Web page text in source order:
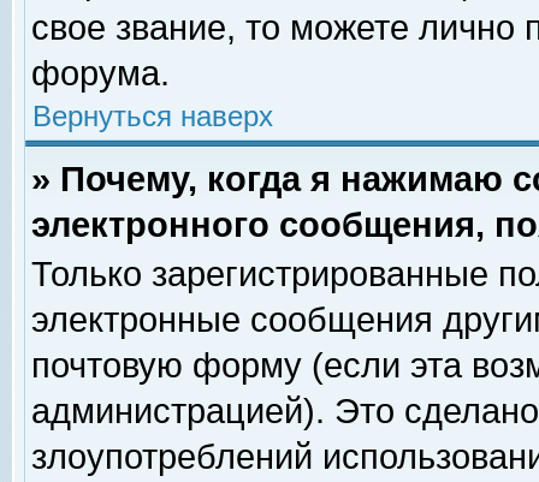
свое звание, то можете лично
форума.
Вернуться наверх
» Почему, когда я нажимаю
электронного сообщения,
Только зарегистрированные
электронные сообщения
почтовую форму (если эта
администрацией). Это
злоупотреблений